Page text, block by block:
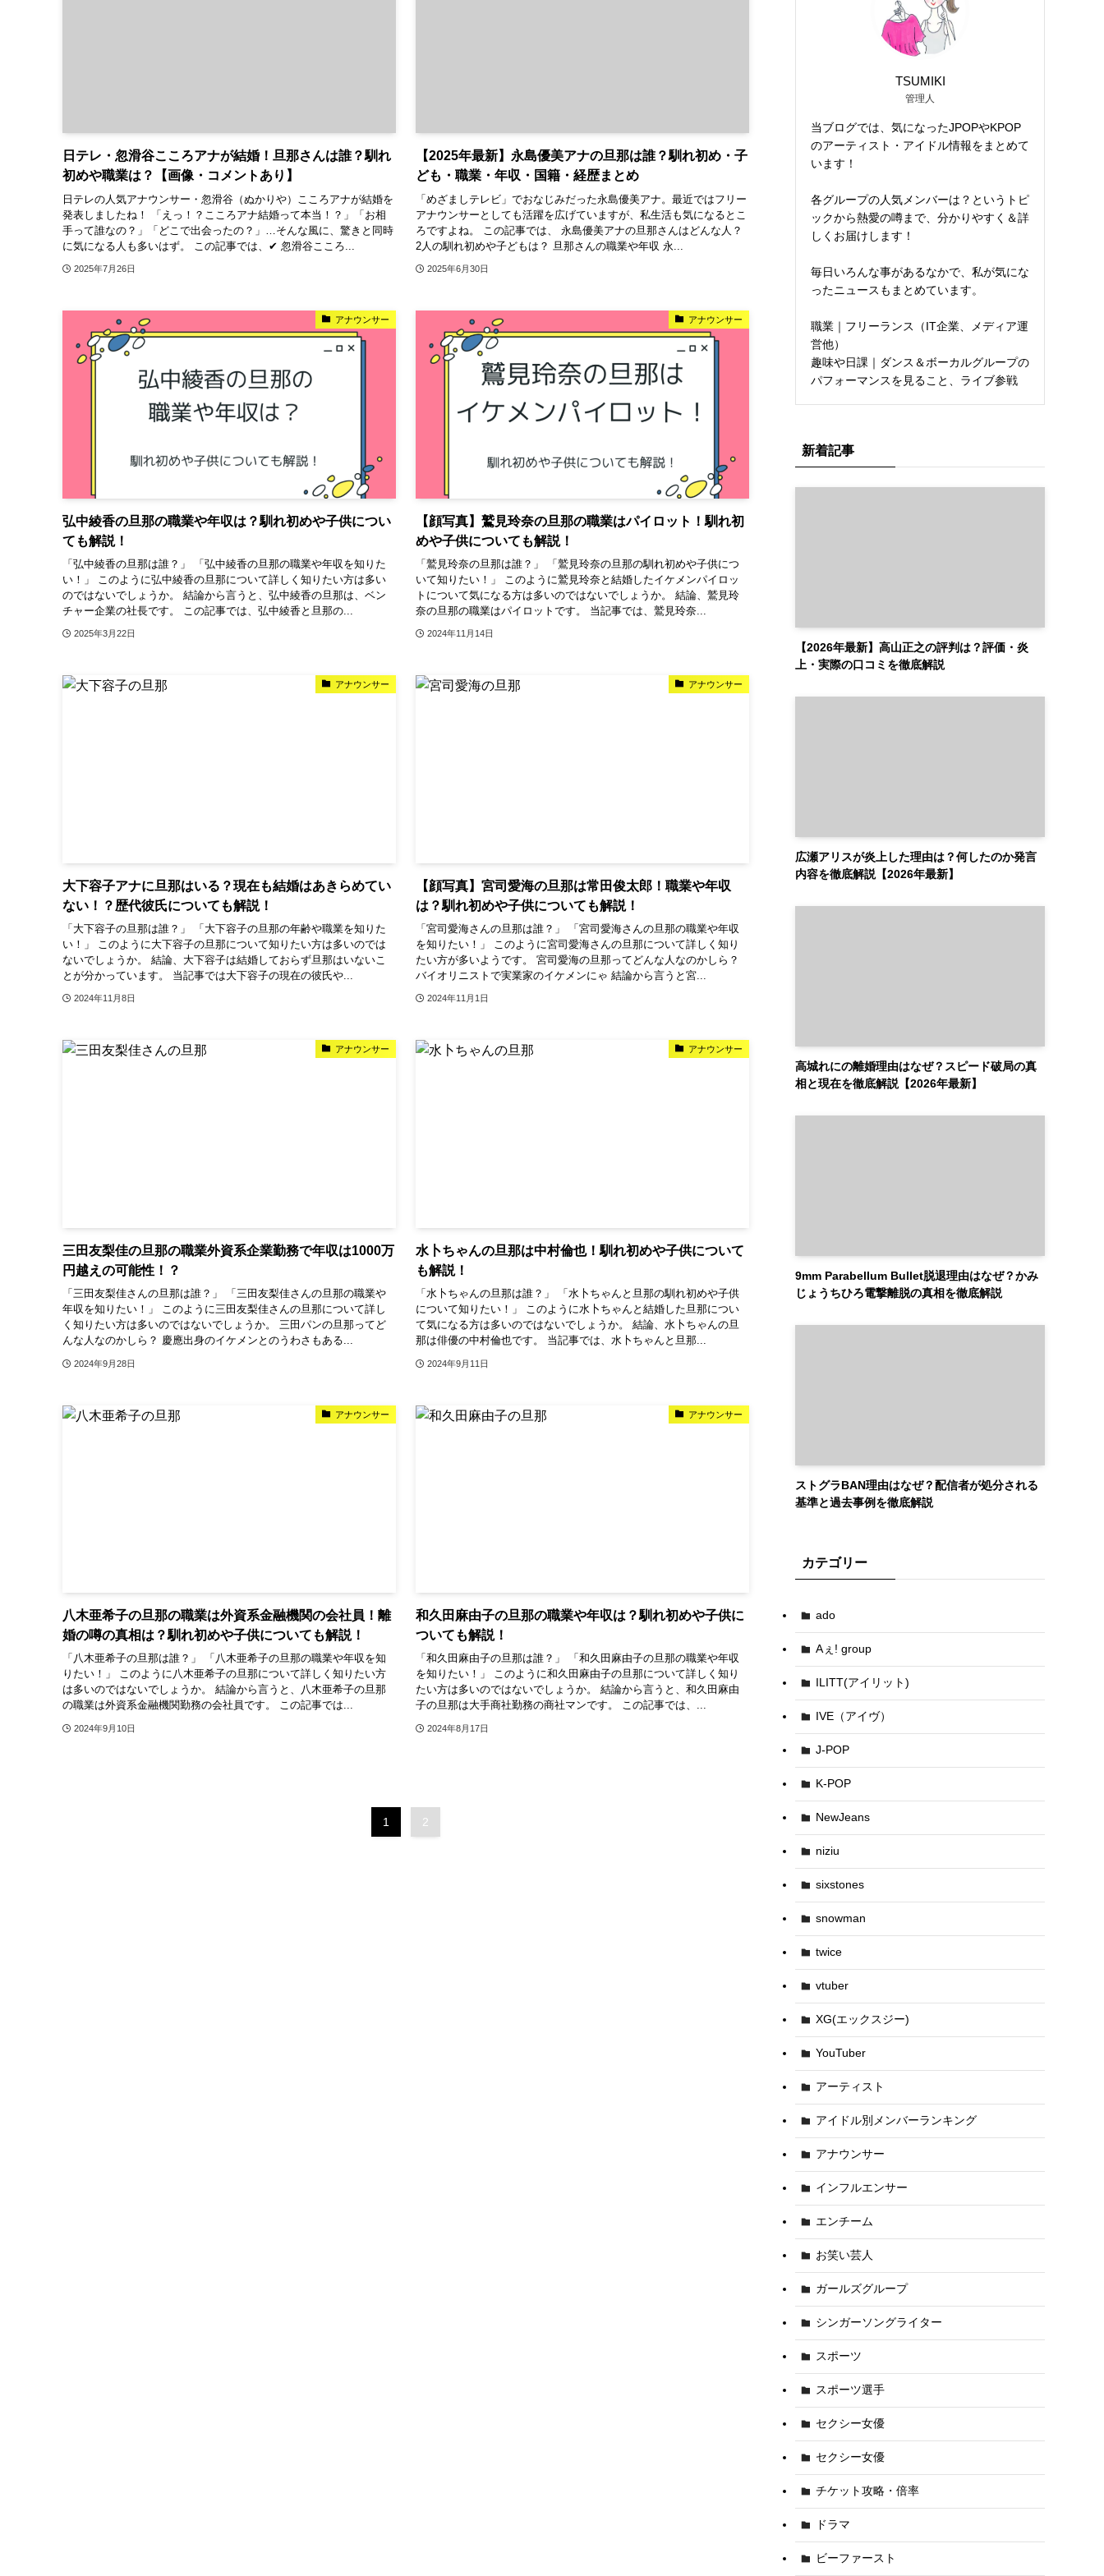
日テレ・忽滑谷こころアナが結婚！旦那さんは誰？馴れ
初めや職業は？【画像・コメントあり】
日テレの人気アナウンサー・忽滑谷（ぬかりや）こころアナが結婚を
発表しましたね！ 「えっ！？こころアナ結婚って本当！？」「お相
手って誰なの？」「どこで出会ったの？」…そんな風に、驚きと同時
に気になる人も多いはず。 この記事では、✔ 忽滑谷こころ...
2025年7月26日
【2025年最新】永島優美アナの旦那は誰？馴れ初め・子
ども・職業・年収・国籍・経歴まとめ
「めざましテレビ」でおなじみだった永島優美アナ。最近ではフリー
アナウンサーとしても活躍を広げていますが、私生活も気になるとこ
ろですよね。 この記事では、 永島優美アナの旦那さんはどんな人？
2人の馴れ初めや子どもは？ 旦那さんの職業や年収 永...
2025年6月30日
アナウンサー
弘中綾香の旦那の職業や年収は？馴れ初めや子供につい
ても解説！
「弘中綾香の旦那は誰？」 「弘中綾香の旦那の職業や年収を知りた
い！」 このように弘中綾香の旦那について詳しく知りたい方は多い
のではないでしょうか。 結論から言うと、弘中綾香の旦那は、ベン
チャー企業の社長です。 この記事では、弘中綾香と旦那の...
2025年3月22日
アナウンサー
【顔写真】鷲見玲奈の旦那の職業はパイロット！馴れ初
めや子供についても解説！
「鷲見玲奈の旦那は誰？」 「鷲見玲奈の旦那の馴れ初めや子供につ
いて知りたい！」 このように鷲見玲奈と結婚したイケメンパイロッ
トについて気になる方は多いのではないでしょうか。 結論、鷲見玲
奈の旦那の職業はパイロットです。 当記事では、鷲見玲奈...
2024年11月14日
アナウンサー
大下容子アナに旦那はいる？現在も結婚はあきらめてい
ない！？歴代彼氏についても解説！
「大下容子の旦那は誰？」 「大下容子の旦那の年齢や職業を知りた
い！」 このように大下容子の旦那について知りたい方は多いのでは
ないでしょうか。 結論、大下容子は結婚しておらず旦那はいないこ
とが分かっています。 当記事では大下容子の現在の彼氏や...
2024年11月8日
アナウンサー
【顔写真】宮司愛海の旦那は常田俊太郎！職業や年収
は？馴れ初めや子供についても解説！
「宮司愛海さんの旦那は誰？」 「宮司愛海さんの旦那の職業や年収
を知りたい！」 このように宮司愛海さんの旦那について詳しく知り
たい方が多いようです。 宮司愛海の旦那ってどんな人なのかしら？
バイオリニストで実業家のイケメンにゃ 結論から言うと宮...
2024年11月1日
アナウンサー
三田友梨佳の旦那の職業外資系企業勤務で年収は1000万
円越えの可能性！？
「三田友梨佳さんの旦那は誰？」 「三田友梨佳さんの旦那の職業や
年収を知りたい！」 このように三田友梨佳さんの旦那について詳し
く知りたい方は多いのではないでしょうか。 三田パンの旦那ってど
んな人なのかしら？ 慶應出身のイケメンとのうわさもある...
2024年9月28日
アナウンサー
水卜ちゃんの旦那は中村倫也！馴れ初めや子供について
も解説！
「水卜ちゃんの旦那は誰？」 「水卜ちゃんと旦那の馴れ初めや子供
について知りたい！」 このように水卜ちゃんと結婚した旦那につい
て気になる方は多いのではないでしょうか。 結論、水卜ちゃんの旦
那は俳優の中村倫也です。 当記事では、水卜ちゃんと旦那...
2024年9月11日
アナウンサー
八木亜希子の旦那の職業は外資系金融機関の会社員！離
婚の噂の真相は？馴れ初めや子供についても解説！
「八木亜希子の旦那は誰？」 「八木亜希子の旦那の職業や年収を知
りたい！」 このように八木亜希子の旦那について詳しく知りたい方
は多いのではないでしょうか。 結論から言うと、八木亜希子の旦那
の職業は外資系金融機関勤務の会社員です。 この記事では...
2024年9月10日
アナウンサー
和久田麻由子の旦那の職業や年収は？馴れ初めや子供に
ついても解説！
「和久田麻由子の旦那は誰？」 「和久田麻由子の旦那の職業や年収
を知りたい！」 このように和久田麻由子の旦那について詳しく知り
たい方は多いのではないでしょうか。 結論から言うと、和久田麻由
子の旦那は大手商社勤務の商社マンです。 この記事では、...
2024年8月17日
1 2
TSUMIKI
管理人
当ブログでは、気になったJPOPやKPOP
のアーティスト・アイドル情報をまとめて
います！
各グループの人気メンバーは？というトピ
ックから熱愛の噂まで、分かりやすく＆詳
しくお届けします！
毎日いろんな事があるなかで、私が気にな
ったニュースもまとめています。
職業｜フリーランス（IT企業、メディア運
営他）
趣味や日課｜ダンス＆ボーカルグループの
パフォーマンスを見ること、ライブ参戦
新着記事
【2026年最新】高山正之の評判は？評価・炎
上・実際の口コミを徹底解説
広瀬アリスが炎上した理由は？何したのか発言
内容を徹底解説【2026年最新】
高城れにの離婚理由はなぜ？スピード破局の真
相と現在を徹底解説【2026年最新】
9mm Parabellum Bullet脱退理由はなぜ？かみ
じょうちひろ電撃離脱の真相を徹底解説
ストグラBAN理由はなぜ？配信者が処分される
基準と過去事例を徹底解説
カテゴリー
ado
Aぇ! group
ILITT(アイリット)
IVE（アイヴ）
J-POP
K-POP
NewJeans
niziu
sixstones
snowman
twice
vtuber
XG(エックスジー)
YouTuber
アーティスト
アイドル別メンバーランキング
アナウンサー
インフルエンサー
エンチーム
お笑い芸人
ガールズグループ
シンガーソングライター
スポーツ
スポーツ選手
セクシー女優
セクシー女優
チケット攻略・倍率
ドラマ
ビーファースト